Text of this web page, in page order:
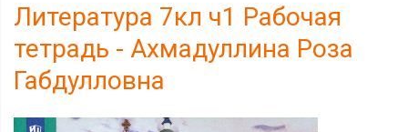
Литература 7кл ч1 Рабочая
тетрадь - Ахмадуллина Роза
Габдулловна